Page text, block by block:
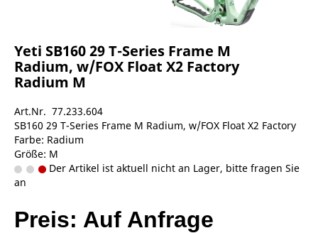
Yeti SB160 29 T-Series Frame M
Radium, w/FOX Float X2 Factory
Radium M
Art.Nr. 77.233.604
SB160 29 T-Series Frame M Radium, w/FOX Float X2 Factory
Farbe: Radium
Größe: M
Der Artikel ist aktuell nicht an Lager, bitte fragen Sie
an
Preis: Auf Anfrage